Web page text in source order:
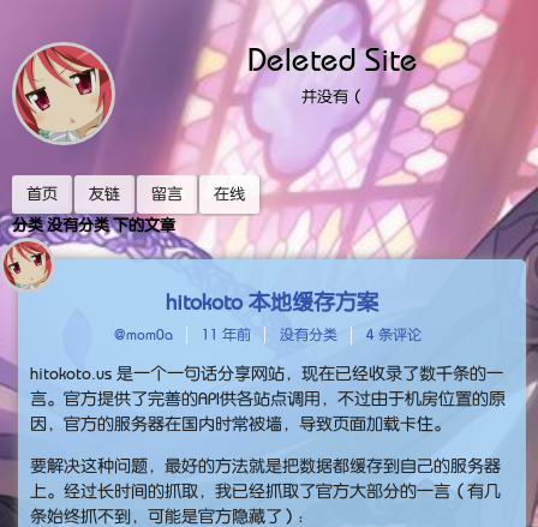
Deleted Site
并没有（
首页 友链 留言
在线
分类 没有分类 下的文章
hitokoto 本地缓存方案
@mom0a 11 年前 没有分类 4 条评论
hitokoto.us 是一个一句话分享网站，现在已经收录了数千条的一
言。官方提供了完善的API供各站点调用，不过由于机房位置的原
因，官方的服务器在国内时常被墙，导致页面加载卡住。
要解决这种问题，最好的方法就是把数据都缓存到自己的服务器
上。经过长时间的抓取，我已经抓取了官方大部分的一言（有几
条始终抓不到，可能是官方隐藏了）：